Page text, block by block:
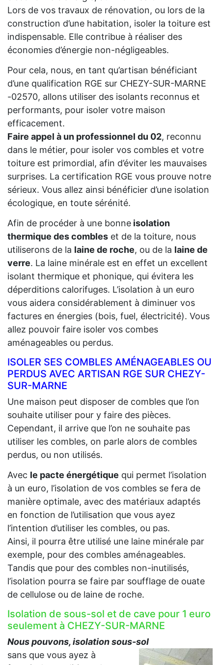
Lors de vos travaux de rénovation, ou lors de la
construction d’une habitation, isoler la toiture est
indispensable. Elle contribue à réaliser des
économies d’énergie non-négligeables.
Pour cela, nous, en tant qu’artisan bénéficiant
d’une qualification RGE sur CHEZY-SUR-MARNE
-02570, allons utiliser des isolants reconnus et
performants, pour isoler votre maison
efficacement.
Faire appel à un professionnel du 02, reconnu
dans le métier, pour isoler vos combles et votre
toiture est primordial, afin d’éviter les mauvaises
surprises. La certification RGE vous prouve notre
sérieux. Vous allez ainsi bénéficier d’une isolation
écologique, en toute sérénité.
Afin de procéder à une bonne isolation
thermique des combles et de la toiture, nous
utiliserons de la laine de roche, ou de la laine de
verre. La laine minérale est en effet un excellent
isolant thermique et phonique, qui évitera les
déperditions calorifuges. L’isolation à un euro
vous aidera considérablement à diminuer vos
factures en énergies (bois, fuel, électricité). Vous
allez pouvoir faire isoler vos combes
aménageables ou perdus.
ISOLER SES COMBLES AMÉNAGEABLES OU
PERDUS AVEC ARTISAN RGE SUR CHEZY-
SUR-MARNE
Une maison peut disposer de combles que l’on
souhaite utiliser pour y faire des pièces.
Cependant, il arrive que l’on ne souhaite pas
utiliser les combles, on parle alors de combles
perdus, ou non utilisés.
Avec le pacte énergétique qui permet l’isolation
à un euro, l’isolation de vos combles se fera de
manière optimale, avec des matériaux adaptés
en fonction de l’utilisation que vous ayez
l’intention d’utiliser les combles, ou pas.
Ainsi, il pourra être utilisé une laine minérale par
exemple, pour des combles aménageables.
Tandis que pour des combles non-inutilisés,
l’isolation pourra se faire par soufflage de ouate
de cellulose ou de laine de roche.
Isolation de sous-sol et de cave pour 1 euro
seulement à CHEZY-SUR-MARNE
Nous pouvons, isolation sous-sol
sans que vous ayez à